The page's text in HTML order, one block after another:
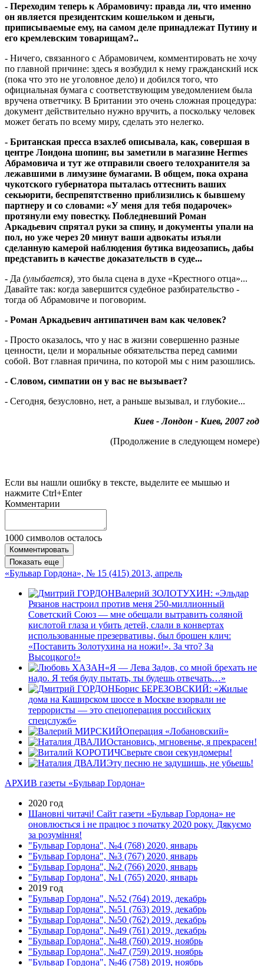
- Переходим теперь к Абрамовичу: правда ли, что именно
он является президентским кошельком и деньги,
приписываемые ему, на самом деле принадлежат Путину и
его кремлевским товарищам?..
- Ничего, связанного с Абрамовичем, комментировать не хочу
по главной причине: здесь я возбудил к нему гражданский иск
(пока что это не уголовное дело) и добился того, что
официальная бумага с соответствующим уведомлением была
вручена ответчику. В Британии это очень сложная процедура:
документ действительно нужно вручить, а поскольку человек
может бегать по всему миру, сделать это нелегко.
- Британская пресса взахлеб описывала, как, совершая в
центре Лондона шопинг, вы заметили в магазине Hermes
Абрамовича и тут же отправили своего телохранителя за
лежавшими в лимузине бумагами. В общем, пока охрана
чукотского губернатора пыталась оттеснить ваших
секьюрити, беспрепятственно приблизились к бывшему
партнеру и со словами: «У меня для тебя подарочек»
протянули ему повестку. Побледневший Роман
Аркадьевич спрятал руки за спину, и документы упали на
пол, но уже через 20 минут ваши адвокаты изъяли
сделанную камерой наблюдения бутика видеозапись, дабы
представить в качестве доказательств в суде...
- Да (улыбается), это была сцена в духе «Крестного отца»...
Давайте так: когда завершится судебное разбирательство -
тогда об Абрамовиче и поговорим.
- Роман Аркадьевич антипатичен вам как человек?
- Просто оказалось, что у нас в жизни совершенно разные
ценности, цели и моральные обязательства перед самими
собой. Вот главная причина, по которой мы с ним разошлись.
- Словом, симпатии он у вас не вызывает?
- Сегодня, безусловно, нет, а раньше вызывал, и глубокие...
Киев - Лондон - Киев, 2007 год
(Продолжение в следующем номере)
Если вы нашли ошибку в тексте, выделите ее мышью и
нажмите Ctrl+Enter
Комментарии
1000 символов осталось
Комментировать
Показать еще
«Бульвар Гордона», № 15 (415) 2013, апрель
Валерий ЗОЛОТУХИН: «Эльдар
Рязанов настроил против меня 250-миллионный
Советский Союз — мне обещали вытравить соляной
кислотой глаза и убить детей, слали в конвертах
использованные презервативы, был брошен клич:
«Поставить Золотухина на ножи!». За что? За
Высоцкого!»
«Я — Лева Задов, со мной брехать не
надо. Я тебя буду пытать, ты будешь отвечать…»
Борис БЕРЕЗОВСКИЙ: «Жилые
дома на Каширском шоссе в Москве взорвали не
террористы — это спецоперация российских
спецслужб»
Операция «Лобановский»
Остановись, мгновенье, я прекрасен!
Сверьте свои секундомеры!
Эту песню не задушишь, не убьешь!
АРХИВ газеты «Бульвар Гордона»
2020 год
Шановні читачі! Сайт газети «Бульвар Гордона» не
оновлюється і не працює з початку 2020 року. Дякуємо
за розуміння!
"Бульвар Гордона", №4 (768) 2020, январь
"Бульвар Гордона", №3 (767) 2020, январь
"Бульвар Гордона", №2 (766) 2020, январь
"Бульвар Гордона", №1 (765) 2020, январь
2019 год
"Бульвар Гордона", №52 (764) 2019, декабрь
"Бульвар Гордона", №51 (763) 2019, декабрь
"Бульвар Гордона", №50 (762) 2019, декабрь
"Бульвар Гордона", №49 (761) 2019, декабрь
"Бульвар Гордона", №48 (760) 2019, ноябрь
"Бульвар Гордона", №47 (759) 2019, ноябрь
"Бульвар Гордона", №46 (758) 2019, ноябрь